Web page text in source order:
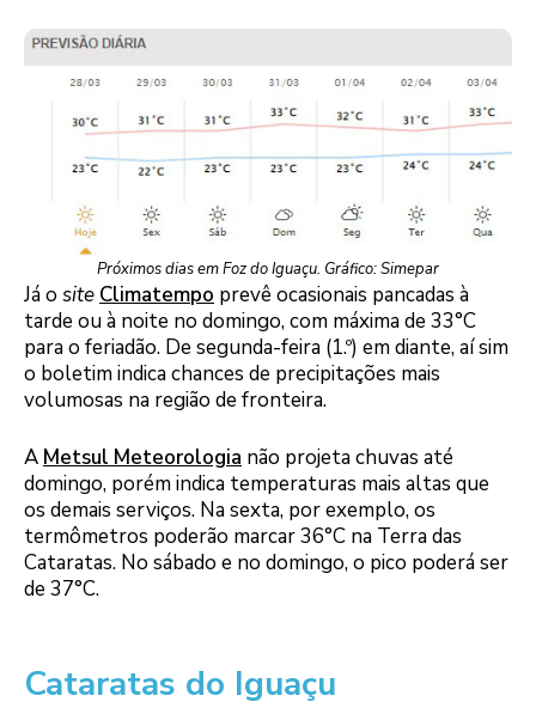
Próximos dias em Foz do Iguaçu. Gráfico: Simepar
Já o site Climatempo prevê ocasionais pancadas à
tarde ou à noite no domingo, com máxima de 33°C
para o feriadão. De segunda-feira (1.º) em diante, aí sim
o boletim indica chances de precipitações mais
volumosas na região de fronteira.
A Metsul Meteorologia não projeta chuvas até
domingo, porém indica temperaturas mais altas que
os demais serviços. Na sexta, por exemplo, os
termômetros poderão marcar 36°C na Terra das
Cataratas. No sábado e no domingo, o pico poderá ser
de 37°C.
Cataratas do Iguaçu